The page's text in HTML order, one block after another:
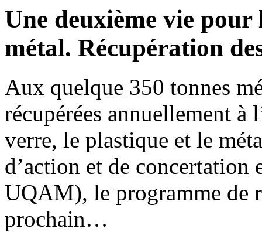
Une deuxième vie
métal. Récupération
Aux quelque 350 tonnes
récupérées annuellement
verre, le plastique et le
d’action et de
UQAM), le programme de
prochain…